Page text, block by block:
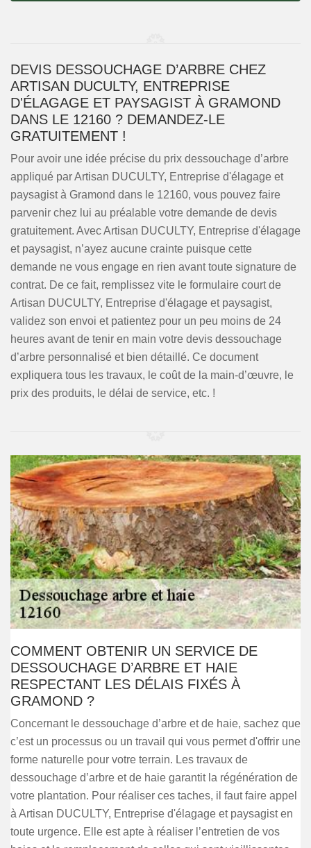
DEVIS DESSOUCHAGE D’ARBRE CHEZ
ARTISAN DUCULTY, ENTREPRISE
D'ÉLAGAGE ET PAYSAGIST À GRAMOND
DANS LE 12160 ? DEMANDEZ-LE
GRATUITEMENT !
Pour avoir une idée précise du prix dessouchage d’arbre
appliqué par Artisan DUCULTY, Entreprise d'élagage et
paysagist à Gramond dans le 12160, vous pouvez faire
parvenir chez lui au préalable votre demande de devis
gratuitement. Avec Artisan DUCULTY, Entreprise d'élagage
et paysagist, n’ayez aucune crainte puisque cette
demande ne vous engage en rien avant toute signature de
contrat. De ce fait, remplissez vite le formulaire court de
Artisan DUCULTY, Entreprise d'élagage et paysagist,
validez son envoi et patientez pour un peu moins de 24
heures avant de tenir en main votre devis dessouchage
d’arbre personnalisé et bien détaillé. Ce document
expliquera tous les travaux, le coût de la main-d’œuvre, le
prix des produits, le délai de service, etc. !
COMMENT OBTENIR UN SERVICE DE
DESSOUCHAGE D’ARBRE ET HAIE
RESPECTANT LES DÉLAIS FIXÉS À
GRAMOND ?
Concernant le dessouchage d’arbre et de haie, sachez que
c’est un processus ou un travail qui vous permet d'offrir une
forme naturelle pour votre terrain. Les travaux de
dessouchage d’arbre et de haie garantit la régénération de
votre plantation. Pour réaliser ces taches, il faut faire appel
à Artisan DUCULTY, Entreprise d'élagage et paysagist en
toute urgence. Elle est apte à réaliser l’entretien de vos